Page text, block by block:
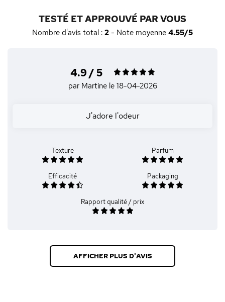
TESTÉ ET APPROUVÉ PAR VOUS
Nombre d'avis total : 2 - Note moyenne 4.55/5
4.9 / 5
par Martine le 18-04-2026
J'adore l'odeur
Texture Parfum
Efficacité Packaging
Rapport qualité / prix
AFFICHER PLUS D'AVIS